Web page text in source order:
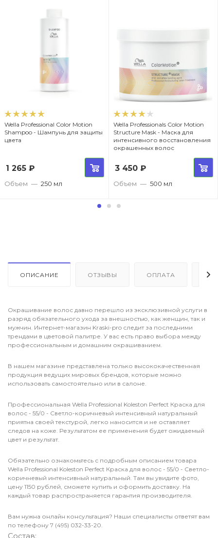
Wella Professional Color Motion
Shampoo - Шампунь для защиты
цвета
1 265 ₽
Объем — 250 мл
Wella Professionals Color Motion
Structure Mask - Маска для
интенсивного восстановления
окрашенных волос
3 450 ₽
Объем — 500 мл
ОПИСАНИЕ ОТЗЫВЫ ОПЛАТА
Окрашивание волос давно перешло из эксклюзивной услуги в
разряд обязательного ухода за внешностью, как женщин, так и
мужчин. Интернет-магазин Kraski-pro следит за последними
трендами в цветовой палитре. У вас есть право выбора между
профессиональным и домашним окрашиванием.
В нашем магазине представлена только высококачественная
продукция ведущих мировых брендов, которые можно
использовать самостоятельно или в салоне.
Профессиональная Wella Professional Koleston Perfect Краска для
волос - 55/0 - Светло-коричневый интенсивный натуральный
приятна своей текстурой, легко наносится и не оставляет
следов на коже. Результатом ее применения будет ожидаемый
цвет и результат.
Обязательно ознакомьтесь с подробным описанием товара
Wella Professional Koleston Perfect Краска для волос - 55/0 - Светло-
коричневый интенсивный натуральный. Там вы увидите фото,
цену 1150 рублей, сможете купить и оформить доставку. На
каждый товар распространяется гарантия производителя.
Вам нужна онлайн консультация? Наши специалисты ответят вам
по телефону 7 (495) 032-33-20.
Состав: